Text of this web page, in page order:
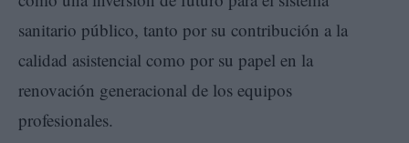
sanitario público, tanto por su contribución a la
calidad asistencial como por su papel en la
renovación generacional de los equipos
profesionales.